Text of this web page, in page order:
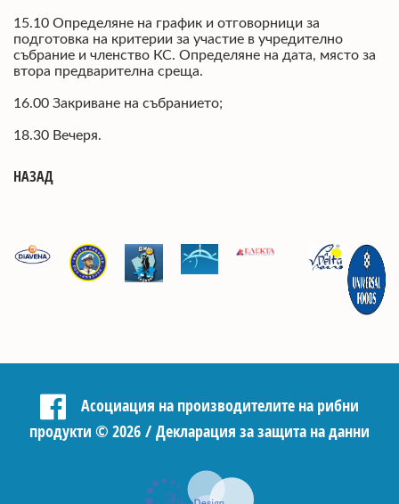
15.10 Определяне на график и отговорници за
подготовка на критерии за участие в учредително
събрание и членство КС. Определяне на дата, място за
втора предварителна среща.
16.00 Закриване на събранието;
18.30 Вечеря.
НАЗАД
Асоциация на производителите на рибни
продукти © 2026 / Декларация за защита на данни